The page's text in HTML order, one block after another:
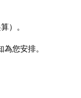
）。
您安排。